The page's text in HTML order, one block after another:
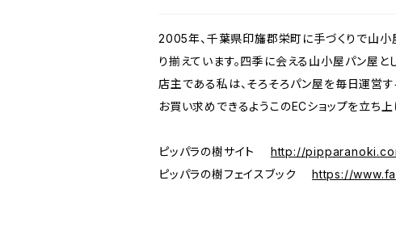
2005年、千葉県印旛郡栄町に手づくりで山小
り揃えています。四季に会える山小屋パン屋と
店主である私は、そろそろパン屋を毎日運営す
お買い求めできるようこのECショップを立ち
ピッパラの樹サイト http://
ピッパラの樹フェイスブックhttps://